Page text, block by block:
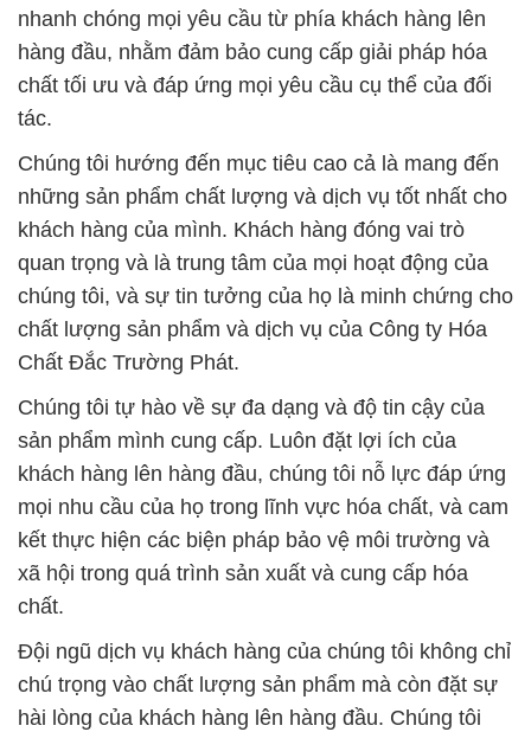
nhanh chóng mọi yêu cầu từ phía khách hàng lên
hàng đầu, nhằm đảm bảo cung cấp giải pháp hóa
chất tối ưu và đáp ứng mọi yêu cầu cụ thể của đối
tác.
Chúng tôi hướng đến mục tiêu cao cả là mang đến
những sản phẩm chất lượng và dịch vụ tốt nhất cho
khách hàng của mình. Khách hàng đóng vai trò
quan trọng và là trung tâm của mọi hoạt động của
chúng tôi, và sự tin tưởng của họ là minh chứng cho
chất lượng sản phẩm và dịch vụ của Công ty Hóa
Chất Đắc Trường Phát.
Chúng tôi tự hào về sự đa dạng và độ tin cậy của
sản phẩm mình cung cấp. Luôn đặt lợi ích của
khách hàng lên hàng đầu, chúng tôi nỗ lực đáp ứng
mọi nhu cầu của họ trong lĩnh vực hóa chất, và cam
kết thực hiện các biện pháp bảo vệ môi trường và
xã hội trong quá trình sản xuất và cung cấp hóa
chất.
Đội ngũ dịch vụ khách hàng của chúng tôi không chỉ
chú trọng vào chất lượng sản phẩm mà còn đặt sự
hài lòng của khách hàng lên hàng đầu. Chúng tôi